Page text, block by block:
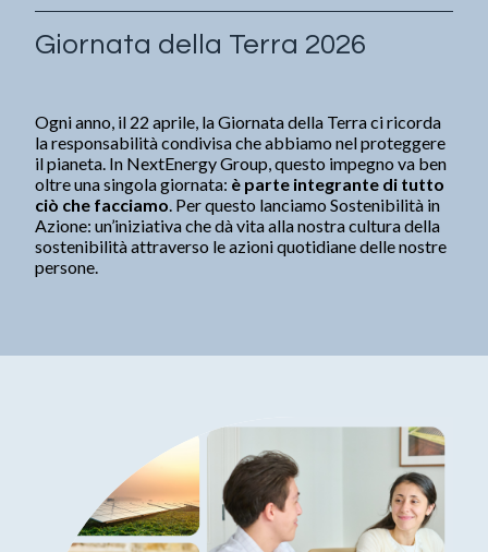
Starlight
NextEnergy Capital
WiseEnergy
NextSTEP
NextEnergy Foundation
Come operiamo
Sostenibilità e ESG
Impegni
Giornata della Terra 2026
Ogni anno, il 22 aprile, la Giornata della Terra ci ricorda
la responsabilità condivisa che abbiamo nel proteggere
il pianeta. In NextEnergy Group, questo impegno va ben
oltre una singola giornata: è parte integrante di tutto
ciò che facciamo . Per questo lanciamo Sostenibilità in
Azione: un’iniziativa che dà vita alla nostra cultura della
sostenibilità attraverso le azioni quotidiane delle nostre
persone.